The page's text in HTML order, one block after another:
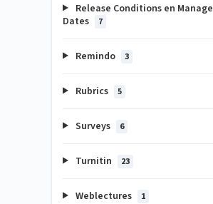
Release Conditions en Manage
Dates
7
Remindo 3
Rubrics 5
Surveys 6
Turnitin 23
Weblectures 1